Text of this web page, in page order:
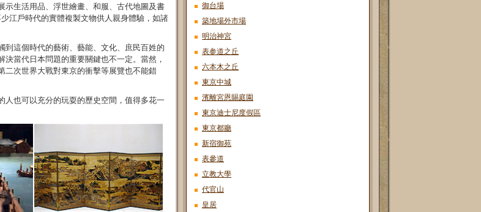
示生活用品、浮世繪畫、和服、古代地圖及書
江戶時代的實體複製文物供人親身體驗，如諸
到這個時代的藝術、藝能、文化、庶民百姓的
當代日本問題的重要關鍵也不一定。當然，
二次世界大戰對東京的衝擊等展覽也不能錯
也可以充分的玩耍的歷史空間，值得多花一
御台場
築地場外市場
明治神宮
表参道之丘
六本木之丘
東京中城
濱離宮恩賜庭園
東京迪士尼度假區
東京都廳
新宿御苑
表參道
立教大學
代官山
皇居